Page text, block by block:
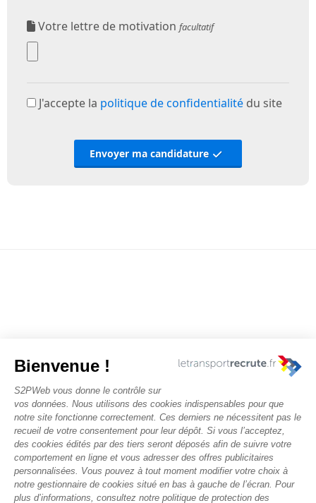
Votre lettre de motivation facultatif
J'accepte la politique de confidentialité du site
Envoyer ma candidature
Nous contacter
Rechercher des offres
Faîtes-vous chasser ! Déposez votre CV
Actualités et évènements